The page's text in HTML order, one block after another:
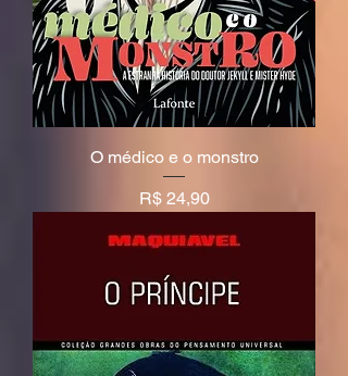
O médico e o monstro
Preço
R$ 24,90